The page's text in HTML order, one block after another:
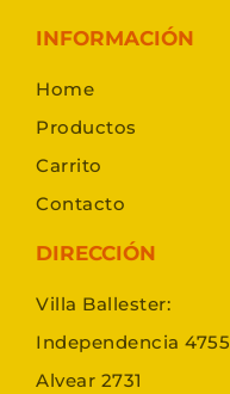
INFORMACIÓN
Home
Productos
Carrito
Contacto
DIRECCIÓN
Villa Ballester:
Independencia 4755
Alvear 2731